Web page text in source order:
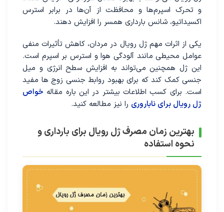
و تحرک اسپرم‌ها و محافظت از آن‌ها در برابر استرس
اکسیداتیو، شانس بارداری همسر را افزایش دهند.
یکی از اثرات مهم ژل رویال در مردان، کاهش تأثیرات منفی
عوامل محیطی مانند آلودگی هوا و استرس بر اسپرم است.
این ژل همچنین می‌تواند به افزایش سطح انرژی و میل
جنسی کمک کند که برای بهبود روابط جنسی زوج ها مفید
است. برای کسب اطلاعات بیشتر در این باره مقاله خواص
ژل رویال برای ناباروری را نیز مطالعه کنید.
بهترین زمان مصرف ژل رویال برای بارداری و
نحوه استفاده